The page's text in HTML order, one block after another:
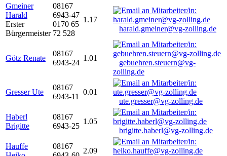
Gmeiner
Harald
Erster
Bürgermeister
08167
6943-47
0170 65
72 528
1.17
harald.gmeiner@vg-zolling.de
Götz Renate
08167
6943-24
1.01
gebuehren.steuern@vg-
zolling.de
Gresser Ute
08167
6943-11
0.01
ute.gresser@vg-zolling.de
Haberl
Brigitte
08167
6943-25
1.05
brigitte.haberl@vg-zolling.de
Hauffe
08167
2.09